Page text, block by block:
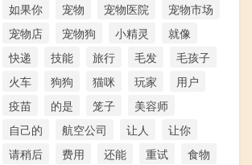
如果你
宠物 宠物医院
宠物市场
宠物店
宠物狗 小精灵
就像
快递
技能 旅行 毛发
毛孩子
火车
狗狗 猫咪 玩家
用户
疫苗
的是 笼子
美容师
自己的
航空公司 让人
让你
请稍后
费用 还能 重试
食物